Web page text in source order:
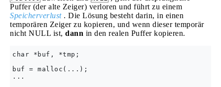
Puffer (der alte Zeiger) verloren und führt zu einem
Speicherverlust. Die Lösung besteht darin, in einen
temporären Zeiger zu kopieren, und wenn dieser temporär
nicht NULL ist, dann in den realen Puffer kopieren.
char *buf, *tmp;
buf = malloc(...);
...